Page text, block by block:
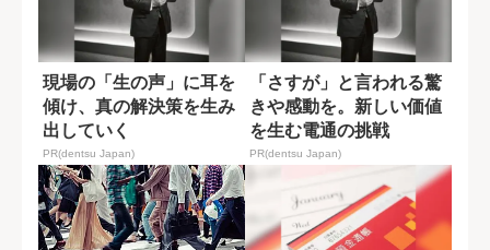
現場の「生の声」に耳を
傾け、真の解決策を生み
出していく
PR(dentsu Japan)
「さすが」と言われる驚
きや感動を。新しい価値
を生む電通の挑戦
PR(dentsu Japan)